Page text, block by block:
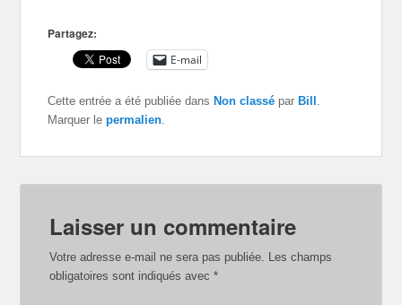
Partagez:
E-mail
Cette entrée a été publiée dans Non classé par Bill
Marquer lepermalien
Laisser un commentaire
Votre adresse e-mail ne sera pas publiée.
Les champs
obligatoires sont indiqués avec*